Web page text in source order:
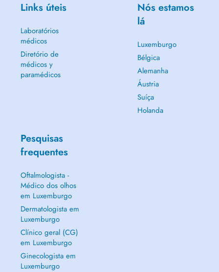
Links úteis
Laboratórios
médicos
Diretório de
médicos y
paramédicos
Nós estamos
lá
Luxemburgo
Bélgica
Alemanha
Áustria
Suíça
Holanda
Pesquisas
frequentes
Oftalmologista -
Médico dos olhos
em Luxemburgo
Dermatologista em
Luxemburgo
Clínico geral (CG)
em Luxemburgo
Ginecologista em
Luxemburgo